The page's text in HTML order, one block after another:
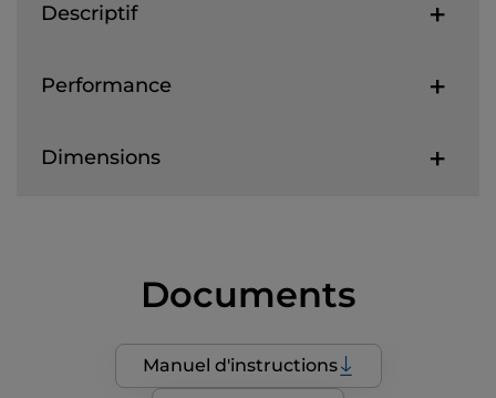
Descriptif
Performance
Dimensions
Documents
Manuel d'instructions